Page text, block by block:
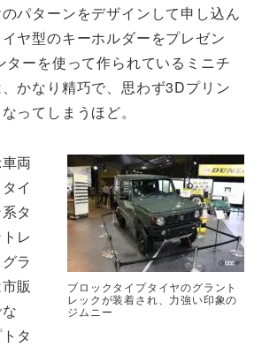
パターンをデザインして申し込ん
ヤ型のキーホルダーをプレゼン
ターを使って作られているミニチ
かなり精巧で、思わず3Dプリン
ってしまうほど。
ブロックタイプタイヤのグラント
レックが装着され、力強い印象の
ジムニー
両
イ
タ
レ
ラ
販
タ